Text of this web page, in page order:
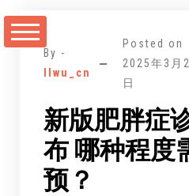
至
By -
llwu_cn
Posted on
2025年3月
日
新版肥胖症
布 哪种程度
预？